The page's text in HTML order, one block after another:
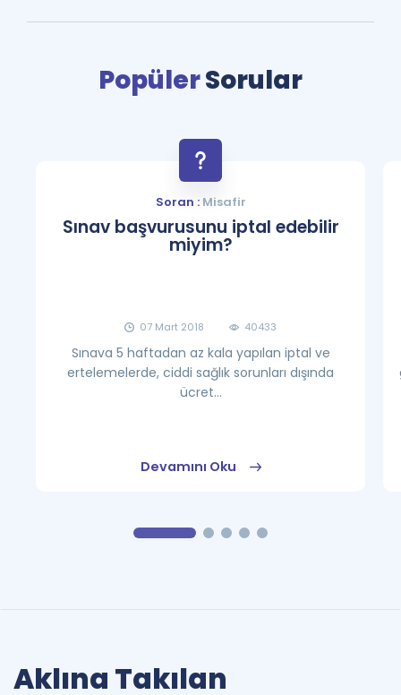
PopülerSorular
Soran :Misafir
Sınav başvurusunu iptal edebilir
miyim?
07 Mart 2018 40433
Sınava 5 haftadan az kala yapılan iptal ve
ertelemelerde, ciddi sağlık sorunları dışında
ücret...
Devamını Oku
Aklına Takılan